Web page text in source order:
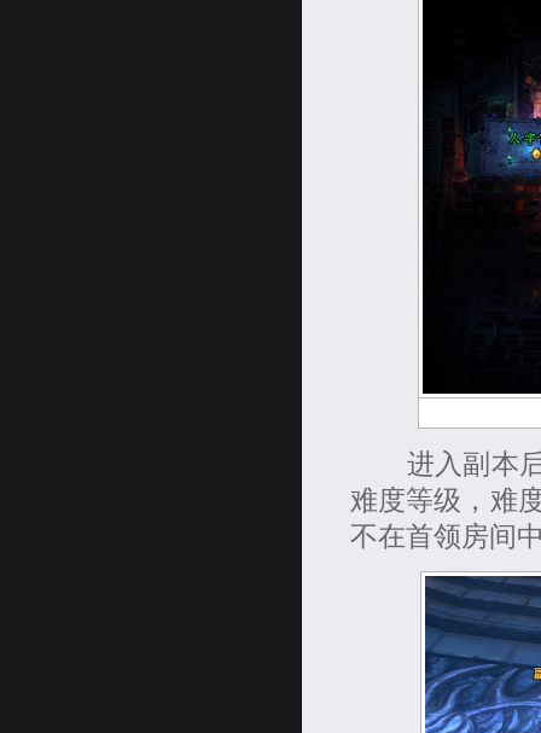
进入副本后
难度等级，难
不在首领房间